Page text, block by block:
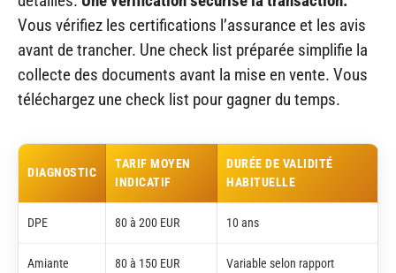
Vous vérifiez les certifications l’assurance et les avis
avant de trancher. Une check list préparée simplifie la
collecte des documents avant la mise en vente. Vous
téléchargez une check list pour gagner du temps.
DIAGNOSTIC
TARIF MOYEN
INDICATIF
DURÉE DE VALIDITÉ
HABITUELLE
DPE 80 à 200 EUR 10 ans
Amiante 80 à 150 EUR Variable selon rapport